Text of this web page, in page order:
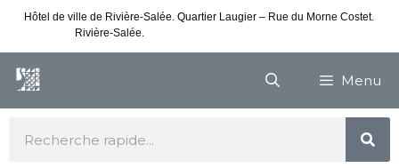
Hôtel de ville de Rivière-Salée. Quartier Laugier – Rue du Morne Costet.
Rivière-Salée.
Menu